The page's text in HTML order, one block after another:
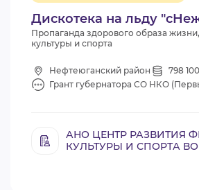
Дискотека на льду
Пропаганда здорового образа
культуры и спорта
Нефтеюганский район
798
Грант губернатора СО НКО
АНО ЦЕНТР РАЗВИТИЯ
КУЛЬТУРЫ И СПОРТА